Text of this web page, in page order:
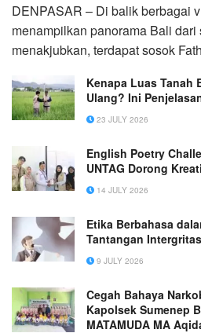
DENPASAR – Di balik berbagai
menampilkan panorama Bali dari
menakjubkan, terdapat sosok
Kenapa Luas Tanah
Ulang? Ini
23 JULY 2026
English Poetry
UNTAG Dorong
14 JULY 2026
Etika Berbahasa
Tantangan
9 JULY 2026
Cegah Bahaya
Kapolsek Sumenep
MATAMUDA MA